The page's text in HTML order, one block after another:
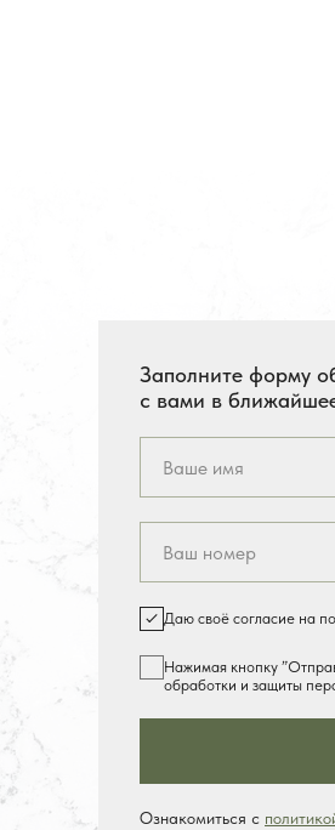
Заполните форму
с вами в
Даю своё согласие на
Нажимая кнопку
обработки и защиты
Ознакомиться с